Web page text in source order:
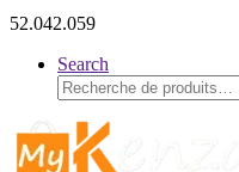
52.042.059
Search
Recherche
pour :